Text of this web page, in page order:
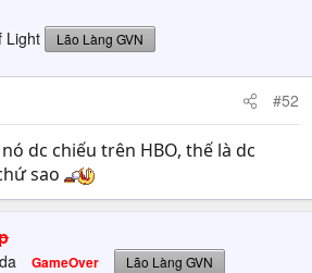
Light Lão Làng GVN
#52
dc chiếu trên HBO, thế là dc
sao
GameOver Lão Làng GVN